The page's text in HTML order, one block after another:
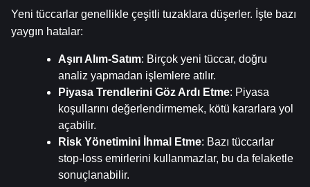
Yeni tüccarlar genellikle çeşitli tuzaklara düşerler. İşte bazı
yaygın hatalar:
Aşırı Alım-Satım: Birçok yeni tüccar, doğru
analiz yapmadan işlemlere atılır.
Piyasa Trendlerini Göz Ardı Etme: Piyasa
koşullarını değerlendirmemek, kötü kararlara yol
açabilir.
Risk Yönetimini İhmal Etme: Bazı tüccarlar
stop-loss emirlerini kullanmazlar, bu da felaketle
sonuçlanabilir.